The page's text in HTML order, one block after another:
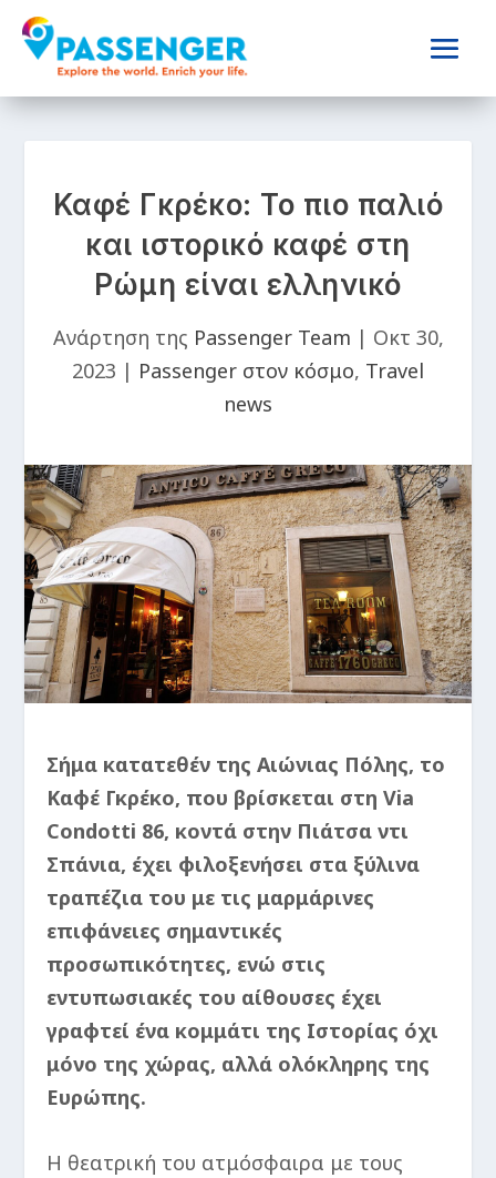
Καφέ Γκρέκο: Το πιο παλιό
και ιστορικό καφέ στη
Ρώμη είναι ελληνικό
Ανάρτηση της Passenger Team | Οκτ 30,
2023 | Passenger στον κόσμο, Travel
news
Σήμα κατατεθέν της Αιώνιας Πόλης, το
Καφέ Γκρέκο, που βρίσκεται στη Via
Condotti 86, κοντά στην Πιάτσα ντι
Σπάνια, έχει φιλοξενήσει στα ξύλινα
τραπέζια του με τις μαρμάρινες
επιφάνειες σημαντικές
προσωπικότητες, ενώ στις
εντυπωσιακές του αίθουσες έχει
γραφτεί ένα κομμάτι της Ιστορίας όχι
μόνο της χώρας, αλλά ολόκληρης της
Ευρώπης.
Η θεατρική του ατμόσφαιρα με τους